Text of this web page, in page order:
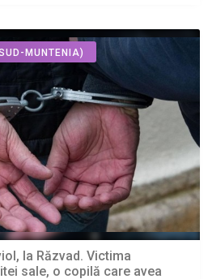
MUNTENIA)
la Răzvad. Victima
sale, o copilă care avea